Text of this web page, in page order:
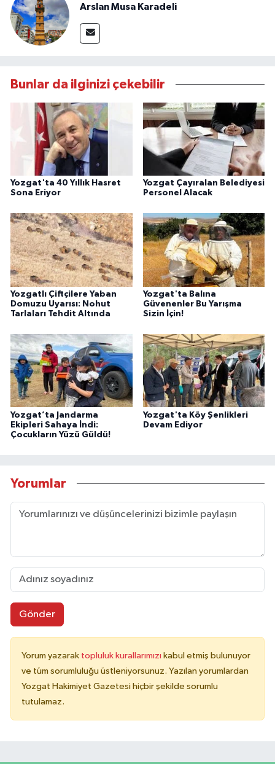
Arslan Musa Karadeli
Bunlar da ilginizi çekebilir
Yozgat'ta 40 Yıllık Hasret
Sona Eriyor
Yozgat Çayıralan Belediyesi
Personel Alacak
Yozgatlı Çiftçilere Yaban
Domuzu Uyarısı: Nohut
Tarlaları Tehdit Altında
Yozgat'ta Balına
Güvenenler Bu Yarışma
Sizin İçin!
Yozgat’ta Jandarma
Ekipleri Sahaya İndi:
Çocukların Yüzü Güldü!
Yozgat'ta Köy Şenlikleri
Devam Ediyor
Yorumlar
Gönder
Yorum yazarak topluluk kurallarımızı kabul etmiş bulunuyor
ve tüm sorumluluğu üstleniyorsunuz. Yazılan yorumlardan
Yozgat Hakimiyet Gazetesi hiçbir şekilde sorumlu
tutulamaz.